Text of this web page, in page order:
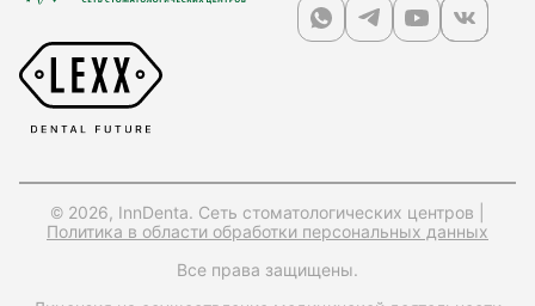
© 2026, InnDenta. Сеть стоматологических центров |
Политика в области обработки персональных данных
Все права защищены.